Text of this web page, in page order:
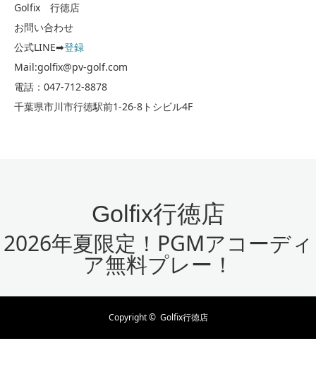
Golfix 行徳店
お問い合わせ
公式LINE➡登録
Mail:golfix@pv-golf.com
電話：047-712-8878
千葉県市川市行徳駅前1-26-8トシビル4F
Golfix行徳店
2026年夏限定！PGMアコーディ
ア無料プレー！
Copyright © Golfix行徳店